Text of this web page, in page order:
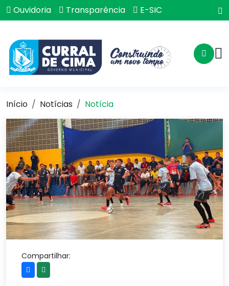
Ouvidoria Transparência E-SIC
Início Notícias Notícia
Compartilhar: